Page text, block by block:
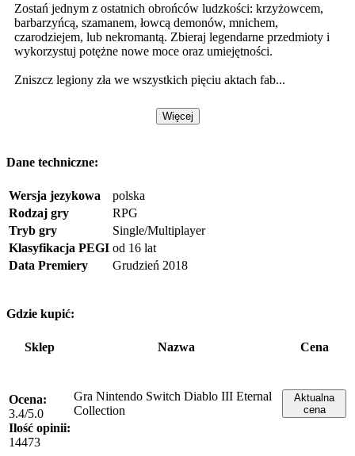
Zostań jednym z ostatnich obrońców ludzkości: krzyżowcem,
barbarzyńcą, szamanem, łowcą demonów, mnichem,
czarodziejem, lub nekromantą. Zbieraj legendarne przedmioty i
wykorzystuj potężne nowe moce oraz umiejętności.
Zniszcz legiony zła we wszystkich pięciu aktach fab...
Więcej
Dane techniczne:
Wersja jezykowa
polska
Rodzaj gry
RPG
Tryb gry
Single/Multiplayer
Klasyfikacja PEGI od 16 lat
Data Premiery
Grudzień 2018
Gdzie kupić:
Sklep Nazwa Cena
Ocena:
3.4/5.0
Ilość opinii:
14473
Gra Nintendo Switch Diablo III Eternal
Collection
Aktualna
cena